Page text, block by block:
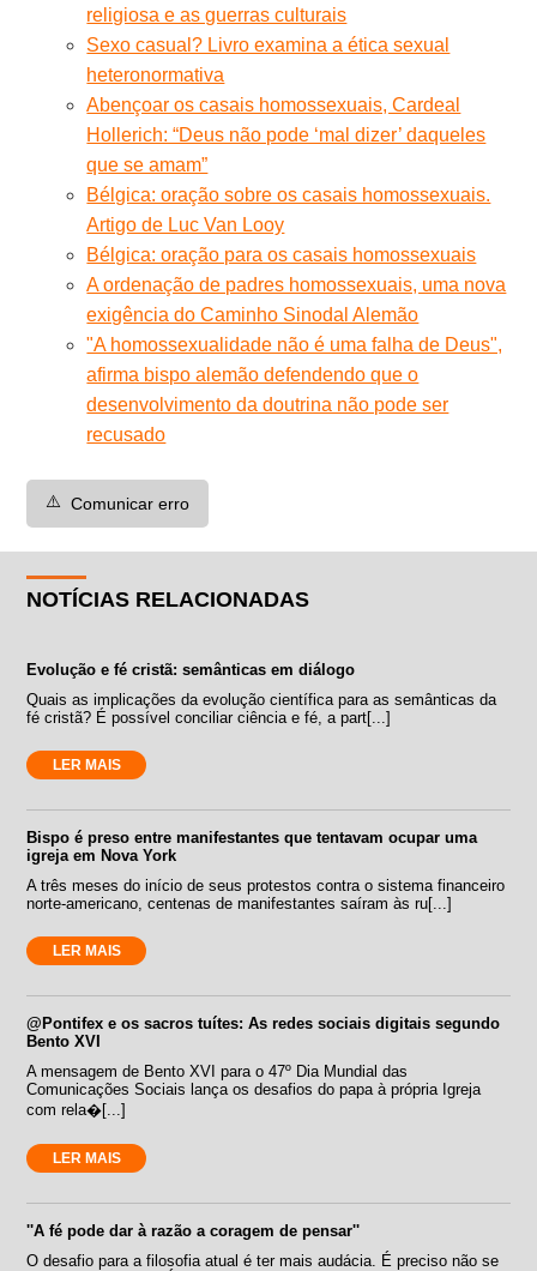
religiosa e as guerras culturais
Sexo casual? Livro examina a ética sexual
heteronormativa
Abençoar os casais homossexuais, Cardeal
Hollerich: “Deus não pode ‘mal dizer’ daqueles
que se amam”
Bélgica: oração sobre os casais homossexuais.
Artigo de Luc Van Looy
Bélgica: oração para os casais homossexuais
A ordenação de padres homossexuais, uma nova
exigência do Caminho Sinodal Alemão
"A homossexualidade não é uma falha de Deus",
afirma bispo alemão defendendo que o
desenvolvimento da doutrina não pode ser
recusado
⚠️ Comunicar erro
NOTÍCIAS RELACIONADAS
Evolução e fé cristã: semânticas em diálogo
Quais as implicações da evolução científica para as semânticas da
fé cristã? É possível conciliar ciência e fé, a part[...]
LER MAIS
Bispo é preso entre manifestantes que tentavam ocupar uma
igreja em Nova York
A três meses do início de seus protestos contra o sistema financeiro
norte-americano, centenas de manifestantes saíram às ru[...]
LER MAIS
@Pontifex e os sacros tuítes: As redes sociais digitais segundo
Bento XVI
A mensagem de Bento XVI para o 47º Dia Mundial das
Comunicações Sociais lança os desafios do papa à própria Igreja
com rela�[...]
LER MAIS
''A fé pode dar à razão a coragem de pensar''
O desafio para a filosofia atual é ter mais audácia. É preciso não se